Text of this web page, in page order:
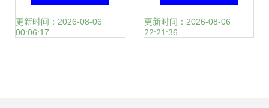
的应用与比较
更新时间：2026-08-06
00:06:17
从“模型驱动”到“数
更新时间：2026-08-06
22:21:36